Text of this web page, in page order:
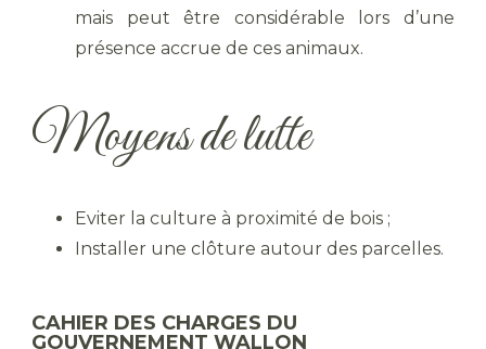
mais peut être considérable lors d’une
présence accrue de ces animaux.
Moyens de lutte
Eviter la culture à proximité de bois ;
Installer une clôture autour des parcelles.
CAHIER DES CHARGES DU
GOUVERNEMENT WALLON